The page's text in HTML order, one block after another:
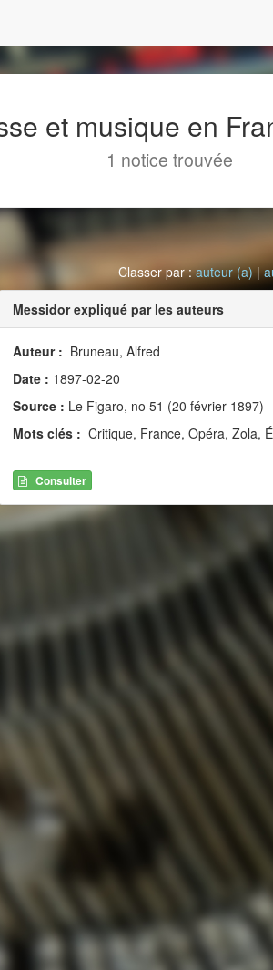
et musique en
1 notice trouvée
Classer par :auteur (a)|
Messidor expliqué par les auteurs
Auteur : Bruneau, Alfred
Date : 1897-02-20
Source : Le Figaro, no 51 (20 février 1897)
Mots clés : Critique, France, Opéra, Zola,
Consulter